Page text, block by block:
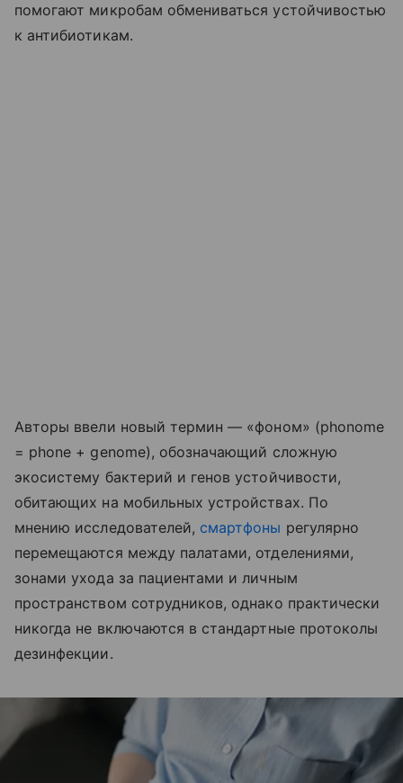
помогают микробам обмениваться устойчивостью
к антибиотикам.
Авторы ввели новый термин — «фоном» (phonome
= phone + genome), обозначающий сложную
экосистему бактерий и генов устойчивости,
обитающих на мобильных устройствах. По
мнению исследователей, смартфоны регулярно
перемещаются между палатами, отделениями,
зонами ухода за пациентами и личным
пространством сотрудников, однако практически
никогда не включаются в стандартные протоколы
дезинфекции.